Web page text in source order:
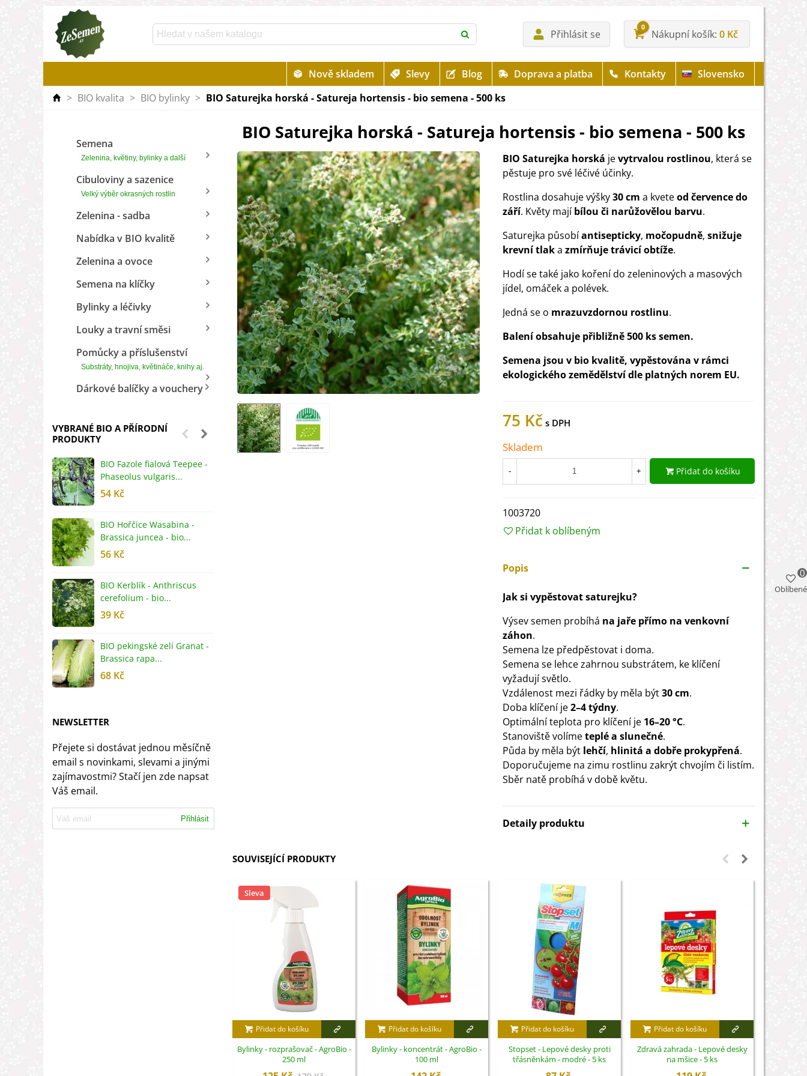
Přihlásit se
0
Nákupní košík 0 Kč
Nově skladem Slevy Blog Doprava a platba Kontakty
Slovensko
> BIO kvalita > BIO bylinky > BIO Saturejka horská - Satureja hortensis - bio semena - 500 ks
Semena
Zelenina, květiny, bylinky a další
Cibuloviny a sazenice
Velký výběr okrasných rostlin
Zelenina - sadba
Nabídka v BIO kvalitě
Zelenina a ovoce
Semena na klíčky
Bylinky a léčivky
Louky a travní směsi
Pomůcky a příslušenství
Substráty, hnojiva, květináče, knihy aj.
Dárkové balíčky a vouchery
VYBRANÉ BIO A PŘÍRODNÍ
PRODUKTY
BIO Fazole fialová Teepee -
Phaseolus vulgaris...
54 Kč
BIO Hořčice Wasabina -
Brassica juncea - bio...
56 Kč
BIO Kerblík - Anthriscus
cerefolium - bio...
39 Kč
BIO pekingské zelí Granat -
Brassica rapa...
68 Kč
NEWSLETTER
Přejete si dostávat jednou měsíčně
email s novinkami, slevami a jinými
zajímavostmi? Stačí jen zde napsat
Váš email.
Přihlásit
BIO Saturejka horská - Satureja hortensis - bio semena - 500 ks
BIO Saturejka horská jevytrvalou rostlinou, která se
pěstuje pro své léčivé účinky.
Rostlina dosahuje výšky30 cm a kveteod července do
září. Květy majíbílou či narůžovělou barvu.
Saturejka působíantisepticky, močopudně, snižuje
krevní tlaka zmírňuje trávicí obtíže.
Hodí se také jako koření do zeleninových a masových
jídel, omáček a polévek.
Jedná se o mrazuvzdornou rostlinu.
Balení obsahuje přibližně 500 ks semen.
Semena jsou v bio kvalitě, vypěstována v rámci
ekologického zemědělství dle platných norem EU.
75 Kč
Skladem
- + Přidat do košíku
1003720
Přidat k oblíbeným
Popis
Jak si vypěstovat saturejku?
Výsev semen probíhá na jaře přímo na venkovní
záhon.
Semena lze předpěstovat i doma.
Semena se lehce zahrnou substrátem, ke klíčení
vyžadují světlo.
Vzdálenost mezi řádky by měla být30 cm.
Doba klíčení je2–4 týdny.
Optimální teplota pro klíčení je 16–20 °C.
Stanoviště volímeteplé a slunečné.
Půda by měla být lehčí, hlinitá a dobře prokypřená.
Doporučujeme na zimu rostlinu zakrýt chvojím či listím.
Sběr natě probíhá v době květu.
Detaily produktu
SOUVISEJÍCÍ PRODUKTY
Sleva
Přidat do košíku
Bylinky - rozprašovač - AgroBio -
250 ml
Přidat do košíku
Bylinky - koncentrát - AgroBio -
100 ml
Přidat do košíku
Stopset - Lepové desky proti
třásněnkám - modré - 5 ks
Přidat do košíku
Zdravá zahrada - Lepové desky
na mšice - 5 ks
Oblíbené
0